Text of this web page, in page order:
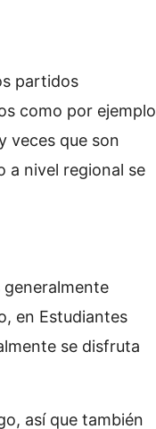
partidos
como por ejemplo
veces que son
a nivel regional se
en Estudiantes
se disfruta
así que también